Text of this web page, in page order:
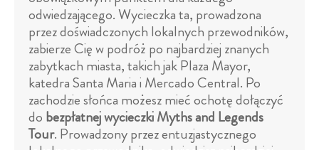
odwiedzającego. Wycieczka ta, prowadzona
przez doświadczonych lokalnych przewodników,
zabierze Cię w podróż po najbardziej znanych
zabytkach miasta, takich jak Plaza Mayor,
katedra Santa Maria i Mercado Central. Po
zachodzie słońca możesz mieć ochotę dołączyć
do bezpłatnej wycieczki Myths and Legends
Tour. Prowadzony przez entuzjastycznego